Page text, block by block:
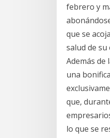
febrero y
que se
salud de su
Además de
una
que,
lo que se